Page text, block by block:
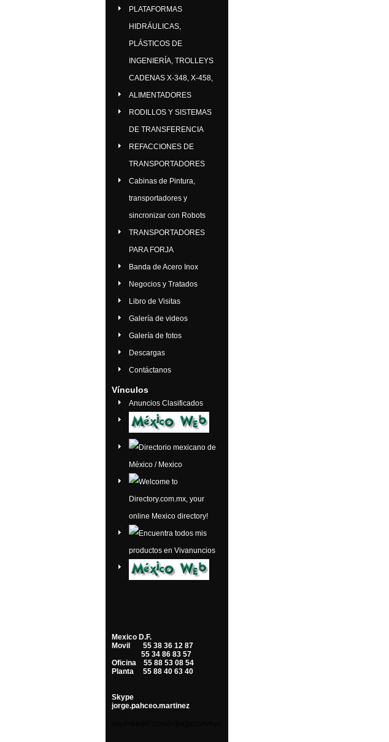
PLATAFORMAS
HIDRÁULICAS,
PLÁSTICOS DE
INGENIERÍA, TROLLEYS
CADENAS X-348, X-458,
ALIMENTADORES
RODILLOS Y SISTEMAS
DE TRANSFERENCIA
REFACCIONES DE
TRANSPORTADORES
Cabinas de Pintura,
transportadores y
sincronizar con Robots
TRANSPORTADORES
PARA FORJA
Banda de Acero Inox
Negocios y Tratados
Libro de Visitas
Galería de videos
Galería de fotos
Descargas
Contáctanos
Vínculos
Anuncios Clasificados
Mexico D.F.
Movil 55 38 36 12 87
55 34 86 83 57
Oficina 55 88 53 08 54
Planta 55 88 40 63 40
Skype
jorge.pahceo.martinez